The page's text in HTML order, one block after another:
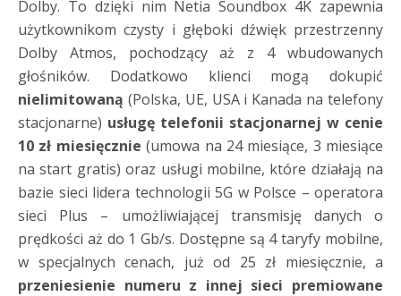
Dolby. To dzięki nim Netia Soundbox 4K zapewnia
użytkownikom czysty i głęboki dźwięk przestrzenny
Dolby Atmos, pochodzący aż z 4 wbudowanych
głośników. Dodatkowo klienci mogą dokupić
nielimitowaną (Polska, UE, USA i Kanada na telefony
stacjonarne) usługę telefonii stacjonarnej w cenie
10 zł miesięcznie (umowa na 24 miesiące, 3 miesiące
na start gratis) oraz usługi mobilne, które działają na
bazie sieci lidera technologii 5G w Polsce – operatora
sieci Plus – umożliwiającej transmisję danych o
prędkości aż do 1 Gb/s. Dostępne są 4 taryfy mobilne,
w specjalnych cenach, już od 25 zł miesięcznie, a
przeniesienie numeru z innej sieci premiowane